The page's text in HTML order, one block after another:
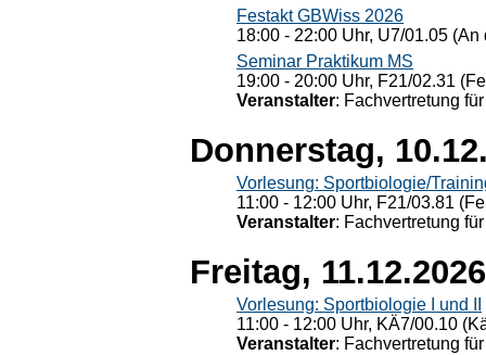
Festakt GBWiss 2026
18:00 - 22:00 Uhr, U7/01.05
Seminar Praktikum MS
19:00 - 20:00 Uhr, F21/02.31
Veranstalter: Fachvertretung
Donnerstag,
Vorlesung: Sportbiologie/
11:00 - 12:00 Uhr, F21/03.81
Veranstalter: Fachvertretung
Freitag, 11.12.2026
Vorlesung: Sportbiologie I und II
11:00 - 12:00 Uhr, KÄ7/00.10
Veranstalter: Fachvertretung